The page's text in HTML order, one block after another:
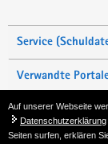
Service
Verwandte
Seite empfehlen
Auf unserer Webseite
Datenschutzerklärung
Seiten surfen, erklären